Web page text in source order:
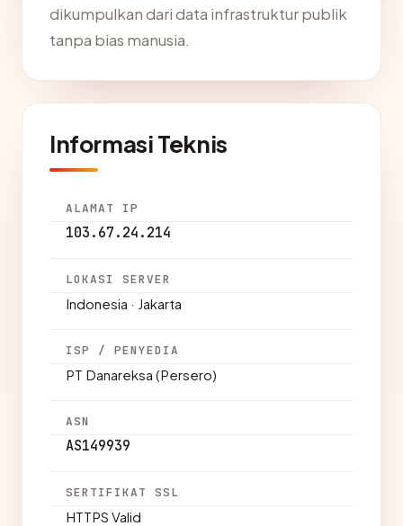
dikumpulkan dari data infrastruktur publik
tanpa bias manusia.
Informasi Teknis
ALAMAT IP
103.67.24.214
LOKASI SERVER
Indonesia · Jakarta
ISP / PENYEDIA
PT Danareksa (Persero)
ASN
AS149939
SERTIFIKAT SSL
HTTPS Valid